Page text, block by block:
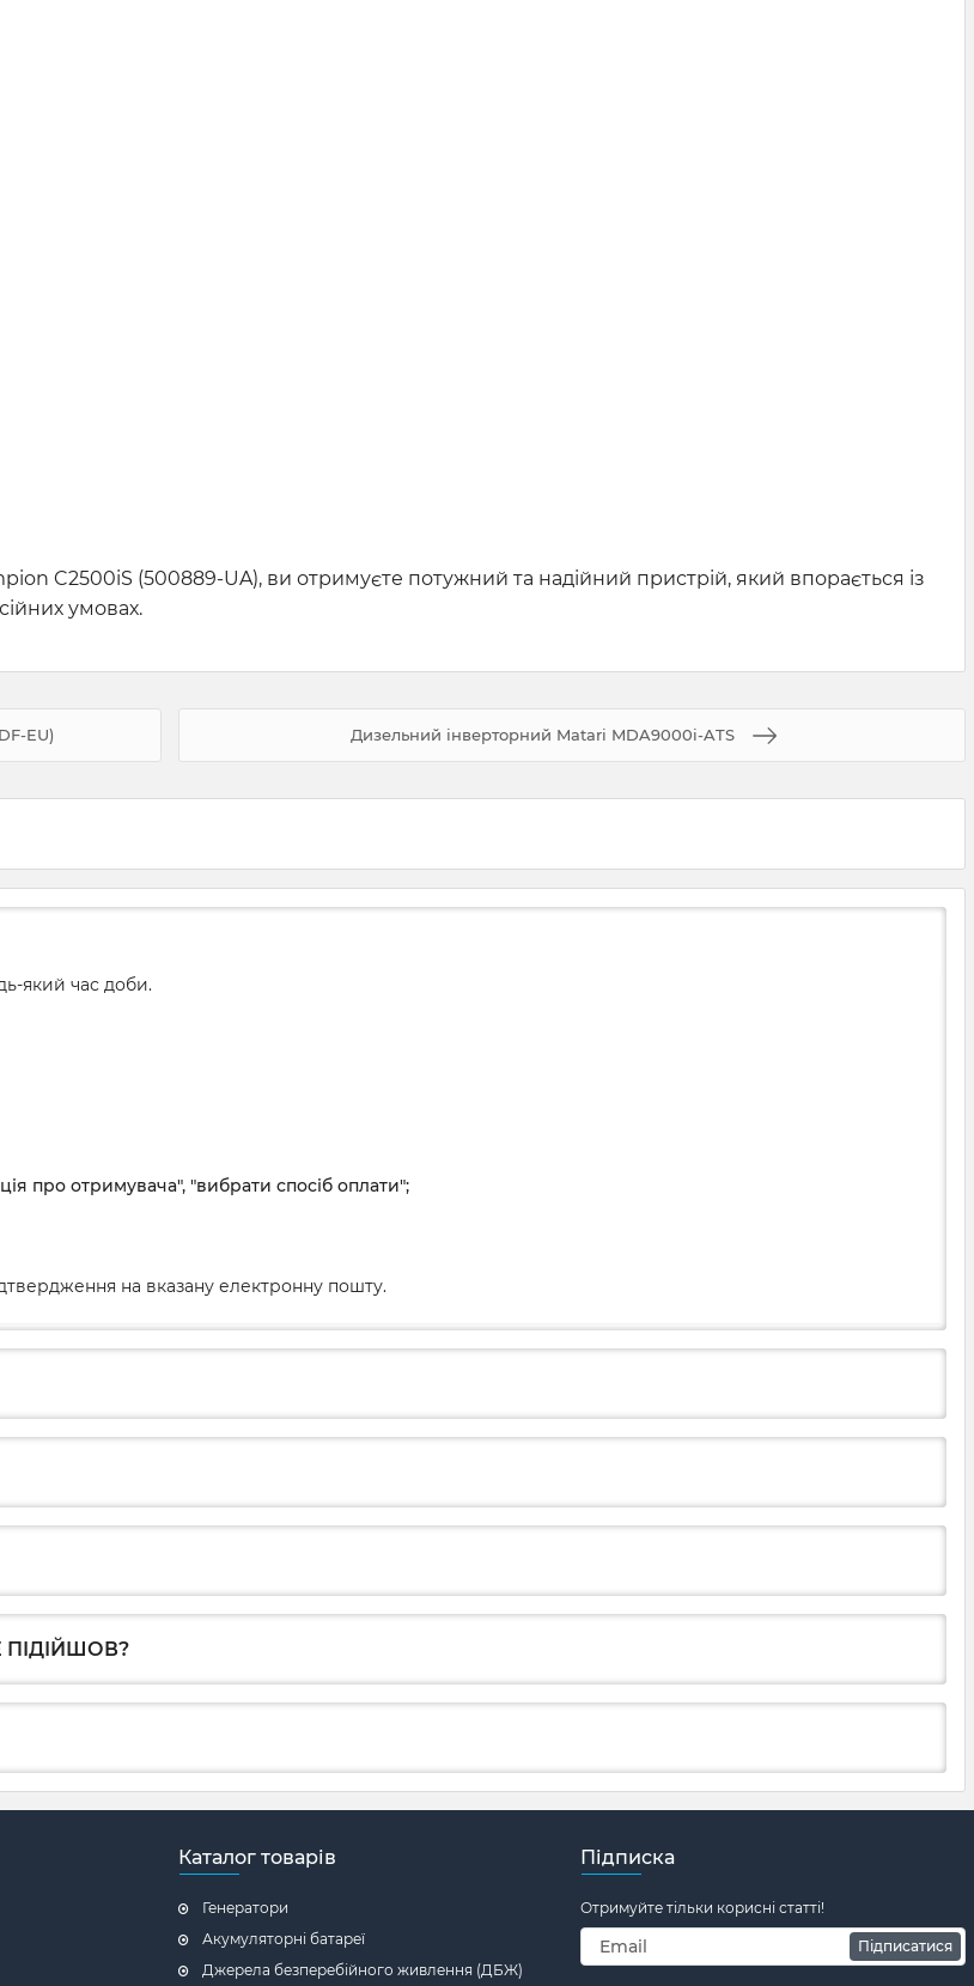
C2500iS (500889-UA), ви отримуєте потужний та надійний пристрій, який впорається із
умовах.
EU) Дизельний інверторний Matari MDA9000i-ATS
який час доби.
про отримувача", "вибрати спосіб оплати";
на вказану електронну пошту.
Каталог товарів
Генератори
Акумуляторні батареї
Джерела безперебійного живлення (ДБЖ)
Підписка
Отримуйте тільки корисні статті!
Підписатися